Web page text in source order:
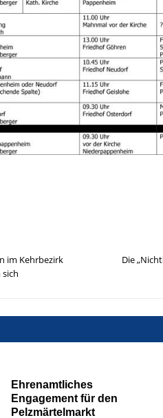
im Kehrbezirk
Die
Ehrenamtliches
Engagement für den
Pelzmärtelmarkt